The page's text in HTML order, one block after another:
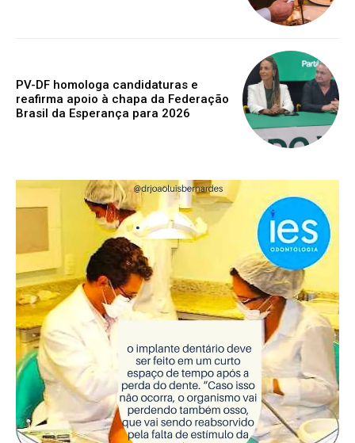
PV-DF homologa candidaturas e
reafirma apoio à chapa da Federação
Brasil da Esperança para 2026